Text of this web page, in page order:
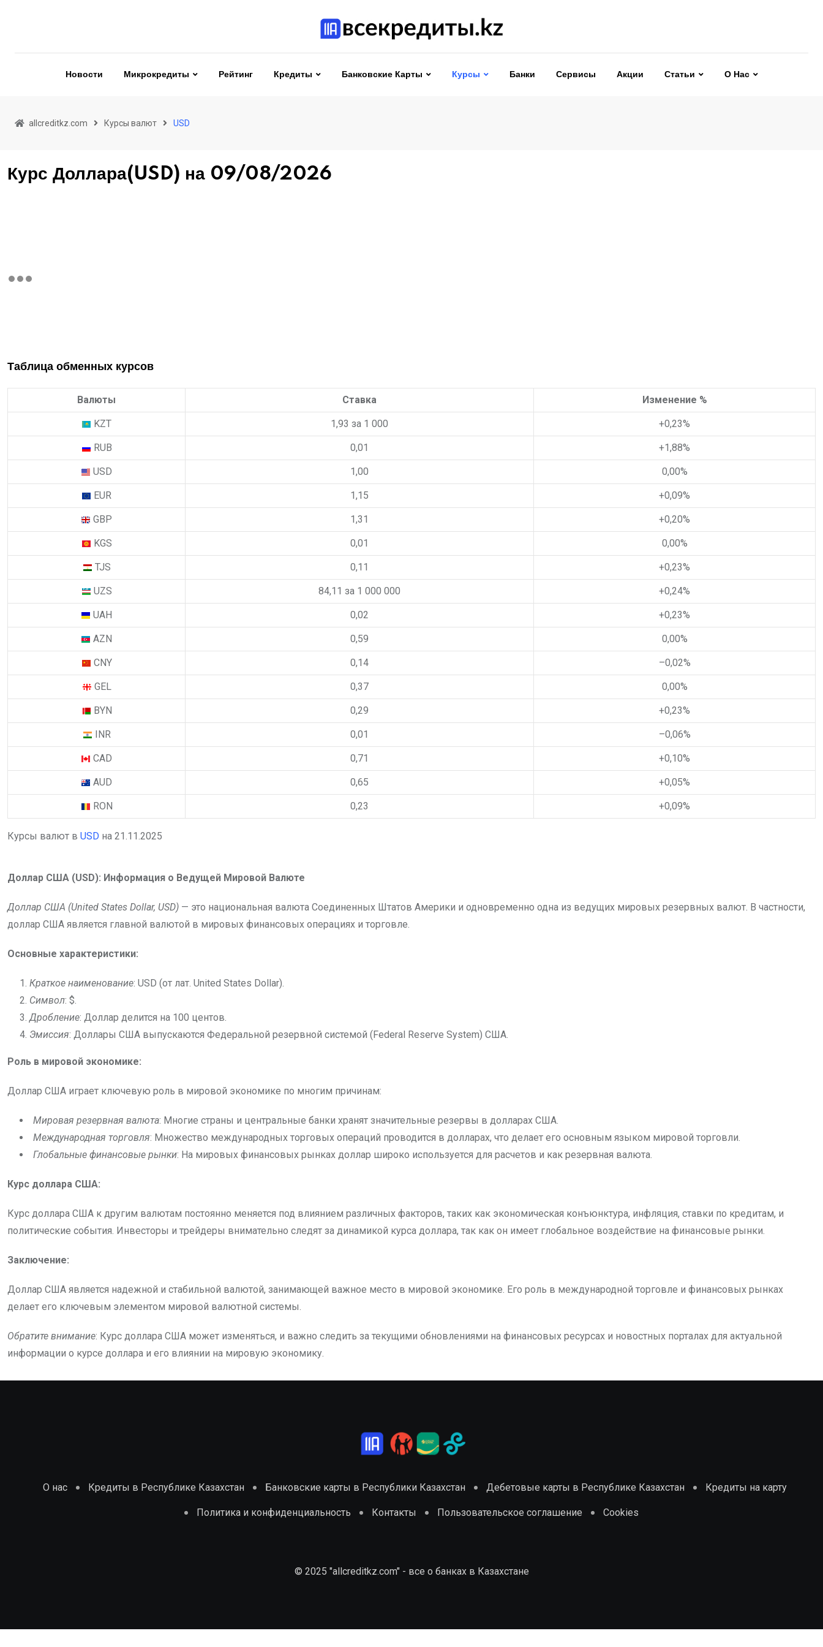
Новости Микрокредиты Рейтинг Кредиты Банковские Карты Курсы Банки Сервисы Акции Статьи О Нас
allcreditkz.com Курсы валют USD
Курс Доллара(USD) на 09/08/2026
Таблица обменных курсов
Валюты Ставка Изменение %
KZT 1,93 за 1 000 +0,23%
RUB 0,01 +1,88%
USD 1,00 0,00%
EUR 1,15 +0,09%
GBP 1,31 +0,20%
KGS 0,01 0,00%
TJS 0,11 +0,23%
UZS 84,11 за 1 000 000 +0,24%
UAH 0,02 +0,23%
AZN 0,59 0,00%
CNY 0,14 –0,02%
GEL 0,37 0,00%
BYN 0,29 +0,23%
INR 0,01 –0,06%
CAD 0,71 +0,10%
AUD 0,65 +0,05%
RON 0,23 +0,09%
Курсы валют в USD на 21.11.2025
Доллар США (USD): Информация о Ведущей Мировой Валюте
Доллар США (United States Dollar, USD) — это национальная валюта Соединенных Штатов Америки и одновременно одна из ведущих мировых резервных валют. В частности,
доллар США является главной валютой в мировых финансовых операциях и торговле.
Основные характеристики:
Краткое наименование: USD (от лат. United States Dollar).
Символ: $.
Дробление: Доллар делится на 100 центов.
Эмиссия: Доллары США выпускаются Федеральной резервной системой (Federal Reserve System) США.
Роль в мировой экономике:
Доллар США играет ключевую роль в мировой экономике по многим причинам:
Мировая резервная валюта: Многие страны и центральные банки хранят значительные резервы в долларах США.
Международная торговля: Множество международных торговых операций проводится в долларах, что делает его основным языком мировой торговли.
Глобальные финансовые рынки: На мировых финансовых рынках доллар широко используется для расчетов и как резервная валюта.
Курс доллара США:
Курс доллара США к другим валютам постоянно меняется под влиянием различных факторов, таких как экономическая конъюнктура, инфляция, ставки по кредитам, и
политические события. Инвесторы и трейдеры внимательно следят за динамикой курса доллара, так как он имеет глобальное воздействие на финансовые рынки.
Заключение:
Доллар США является надежной и стабильной валютой, занимающей важное место в мировой экономике. Его роль в международной торговле и финансовых рынках
делает его ключевым элементом мировой валютной системы.
Обратите внимание: Курс доллара США может изменяться, и важно следить за текущими обновлениями на финансовых ресурсах и новостных порталах для актуальной
информации о курсе доллара и его влиянии на мировую экономику.
О нас Кредиты в Республике Казахстан Банковские карты в Республики Казахстан Дебетовые карты в Республике Казахстан Кредиты на карту
Политика и конфиденциальность Контакты Пользовательское соглашение Cookies
© 2025 "allcreditkz.com" - все о банках в Казахстане